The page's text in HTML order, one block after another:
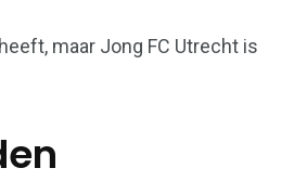
maar Jong FC Utrecht is